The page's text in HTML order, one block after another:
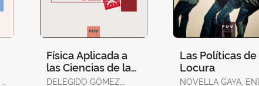
Física Aplicada a
las Ciencias de la
Salud (2ª Edición)
DELEGIDO GÓMEZ,
Las Políticas de
Locura
NOVELLA GAYA,